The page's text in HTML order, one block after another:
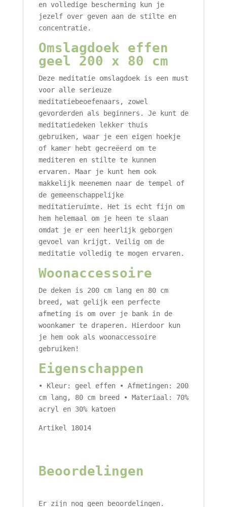
en volledige bescherming kun je
jezelf over geven aan de stilte en
concentratie.
Omslagdoek effen
geel 200 x 80 cm
Deze meditatie omslagdoek is een must
voor alle serieuze
meditatiebeoefenaars, zowel
gevorderden als beginners. Je kunt de
meditatiedeken lekker thuis
gebruiken, waar je een eigen hoekje
of kamer hebt gecreëerd om te
mediteren en stilte te kunnen
ervaren. Maar je kunt hem ook
makkelijk meenemen naar de tempel of
de gemeenschappelijke
meditatieruimte. Het is echt fijn om
hem helemaal om je heen te slaan
omdat je er een heerlijk geborgen
gevoel van krijgt. Veilig om de
meditatie volledig te mogen ervaren.
Woonaccessoire
De deken is 200 cm lang en 80 cm
breed, wat gelijk een perfecte
afmeting is om over je bank in de
woonkamer te draperen. Hierdoor kun
je hem ook als woonaccessoire
gebruiken!
Eigenschappen
• Kleur: geel effen • Afmetingen: 200
cm lang, 80 cm breed • Materiaal: 70%
acryl en 30% katoen
Artikel 18014
Beoordelingen
Er zijn nog geen beoordelingen.